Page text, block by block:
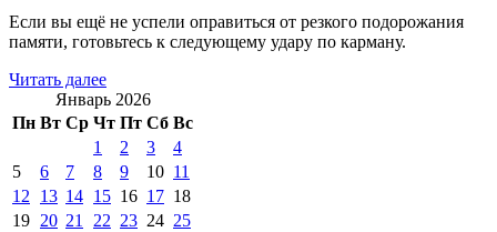
Если вы ещё не успели оправиться от резкого подорожания
памяти, готовьтесь к следующему удару по карману.
Читать далее
Январь 2026
Пн Вт Ср Чт Пт Сб Вс
1
2 3
4
5
6 7 8 9 10 11
12 13 14 15 16 17 18
19 20 21 22 23 24 25